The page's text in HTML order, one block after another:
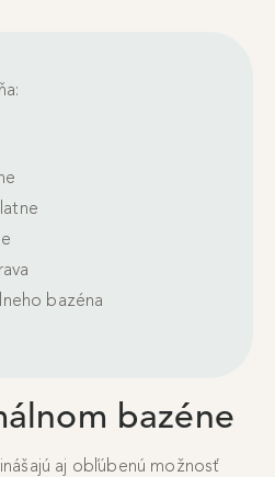
bazéna
bazéne
aj obľúbenú možnosť